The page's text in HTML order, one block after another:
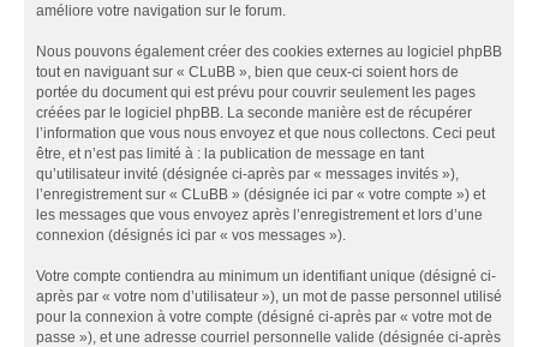
améliore votre navigation sur le forum.
Nous pouvons également créer des cookies externes au logiciel phpBB
tout en naviguant sur « CLuBB », bien que ceux-ci soient hors de
portée du document qui est prévu pour couvrir seulement les pages
créées par le logiciel phpBB. La seconde manière est de récupérer
l’information que vous nous envoyez et que nous collectons. Ceci peut
être, et n’est pas limité à : la publication de message en tant
qu’utilisateur invité (désignée ci-après par « messages invités »),
l’enregistrement sur « CLuBB » (désignée ici par « votre compte ») et
les messages que vous envoyez après l’enregistrement et lors d’une
connexion (désignés ici par « vos messages »).
Votre compte contiendra au minimum un identifiant unique (désigné ci-
après par « votre nom d’utilisateur »), un mot de passe personnel utilisé
pour la connexion à votre compte (désigné ci-après par « votre mot de
passe »), et une adresse courriel personnelle valide (désignée ci-après